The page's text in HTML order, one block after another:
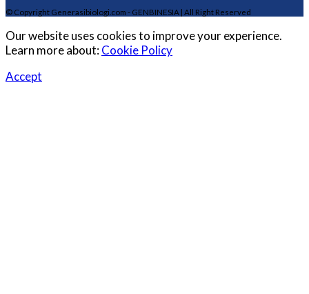
© Copyright Generasibiologi.com - GENBINESIA | All Right Reserved
Our website uses cookies to improve your experience.
Learn more about:Cookie Policy
Accept